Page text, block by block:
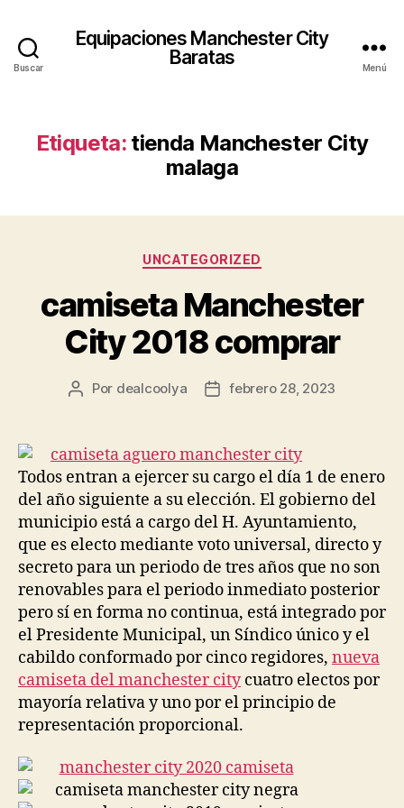
Buscar
Equipaciones Manchester City
Baratas
Menú
Etiqueta: tienda Manchester City
malaga
Categorías
UNCATEGORIZED
camiseta Manchester
City 2018 comprar
Autor
entrada
Por dealcoolya
Fecha
entrada
febrero 28, 2023
Todos entran a ejercer su cargo el día 1 de enero
del año siguiente a su elección. El gobierno del
municipio está a cargo del H. Ayuntamiento,
que es electo mediante voto universal, directo y
secreto para un periodo de tres años que no son
renovables para el periodo inmediato posterior
pero sí en forma no continua, está integrado por
el Presidente Municipal, un Síndico único y el
cabildo conformado por cinco regidores, nueva
camiseta del manchester citycuatro electos por
mayoría relativa y uno por el principio de
representación proporcional.